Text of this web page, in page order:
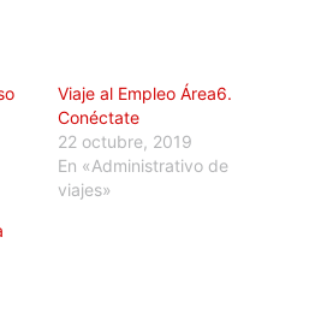
Viaje al Empleo Área6.
Conéctate
22 octubre, 2019
En «Administrativo de
viajes»